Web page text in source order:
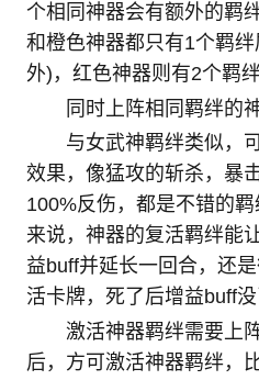
个相同神器会有额外的羁
和橙色神器都只有1个羁
外)，红色神器则有2个羁绊
同时上阵相同羁绊的
与女武神羁绊类似，
效果，像猛攻的斩杀，暴
100%反伤，都是不错的
来说，神器的复活羁绊能
益buff并延长一回合，还
活卡牌，死了后增益buff
激活神器羁绊需要上
后，方可激活神器羁绊，